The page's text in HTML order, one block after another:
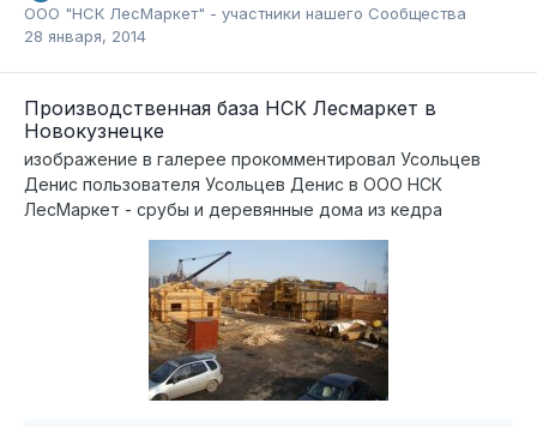
ООО "НСК ЛесМаркет" - участники нашего Сообщества
28 января, 2014
Производственная база НСК Лесмаркет в
Новокузнецке
изображение в галерее прокомментировал Усольцев
Денис пользователя Усольцев Денис в ООО НСК
ЛесМаркет - срубы и деревянные дома из кедра